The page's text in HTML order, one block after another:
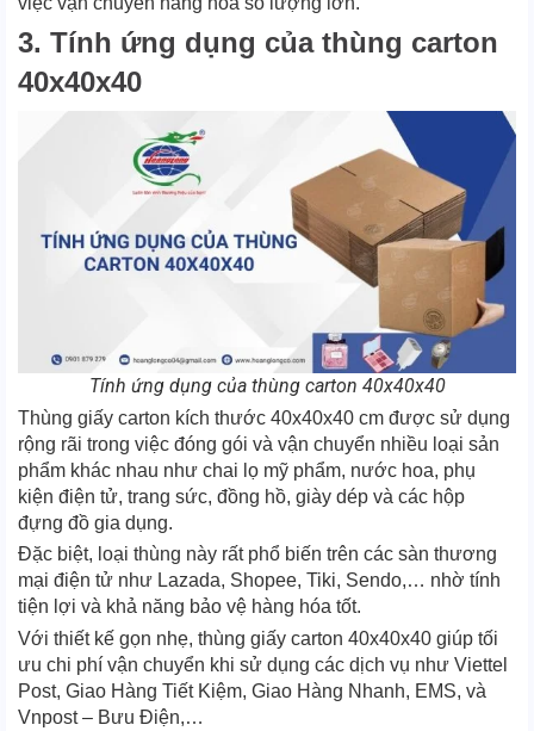
3. Tính ứng dụng của thùng carton
40x40x40
Tính ứng dụng của thùng carton 40x40x40
Thùng giấy carton kích thước 40x40x40 cm được sử dụng
rộng rãi trong việc đóng gói và vận chuyển nhiều loại sản
phẩm khác nhau như chai lọ mỹ phẩm, nước hoa, phụ
kiện điện tử, trang sức, đồng hồ, giày dép và các hộp
đựng đồ gia dụng.
Đặc biệt, loại thùng này rất phổ biến trên các sàn thương
mại điện tử như Lazada, Shopee, Tiki, Sendo,… nhờ tính
tiện lợi và khả năng bảo vệ hàng hóa tốt.
Với thiết kế gọn nhẹ, thùng giấy carton 40x40x40 giúp tối
ưu chi phí vận chuyển khi sử dụng các dịch vụ như Viettel
Post, Giao Hàng Tiết Kiệm, Giao Hàng Nhanh, EMS, và
Vnpost – Bưu Điện,…